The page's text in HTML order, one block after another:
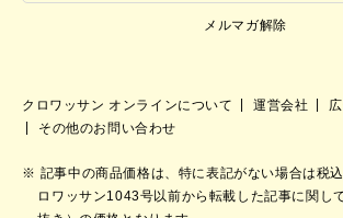
メルマガ解除
クロワッサン オンラインについて 運営会社
その他のお問い合わせ
記事中の商品価格は、特に表記がない場合は税
ロワッサン1043号以前から転載した記事に関し